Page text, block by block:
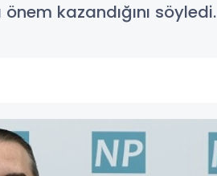
kazandığını söyledi.